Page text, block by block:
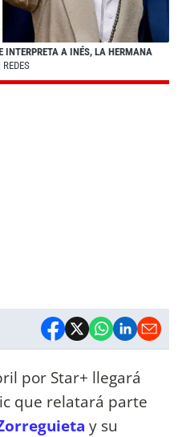
INTERPRETA A INÉS, LA HERMANA
| REDES
por Star+ llegará
que relatará parte
y su